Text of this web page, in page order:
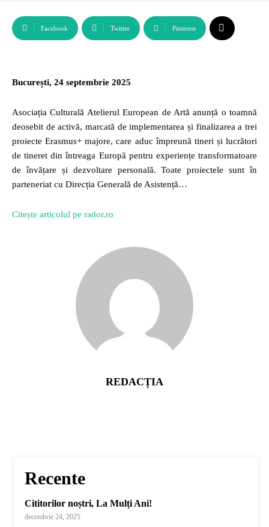
Facebook Twitter Pinterest
București, 24 septembrie 2025
Asociația Culturală Atelierul European de Artă anunță o toamnă
deosebit de activă, marcată de implementarea și finalizarea a trei
proiecte Erasmus+ majore, care aduc împreună tineri și lucrători
de tineret din întreaga Europă pentru experiențe transformatoare
de învățare și dezvoltare personală. Toate proiectele sunt în
parteneriat cu Direcția Generală de Asistență…
Citește articolul pe rador.ro
REDACȚIA
Recente
Cititorilor noștri, La Mulți Ani!
decembrie 24, 2025